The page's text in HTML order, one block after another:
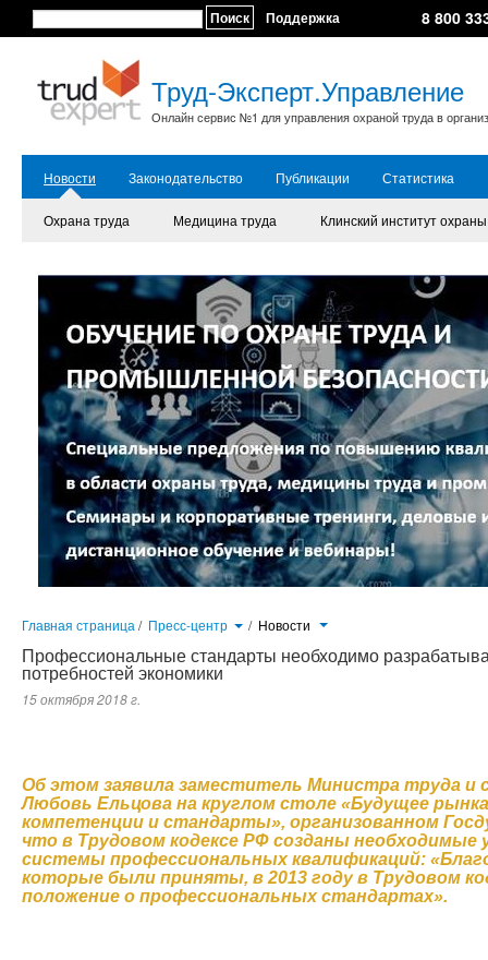
Поиск Поддержка 8 800
Труд-Эксперт.Управление
Онлайн сервис №1 для управления охраной труда в
Новости Законодательство Публикации Статистика
Охрана труда Медицина труда Клинский институт
Главная страница / Пресс-центр / Новости
Профессиональные стандарты необходимо
потребностей экономики
15 октября 2018 г.
Об этом заявила заместитель Министра труда и
Любовь Ельцова на круглом столе «Будущее
компетенции и стандарты», организованном
что в Трудовом кодексе РФ созданы необходимые
системы профессиональных квалификаций:
которые были приняты, в 2013 году в Трудовом
положение о профессиональных стандартах».